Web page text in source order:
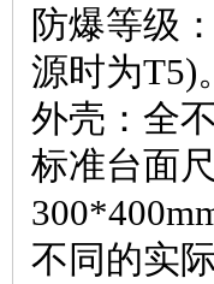
防爆等级
源时为T5)
外壳：全
标准台面
不同的实